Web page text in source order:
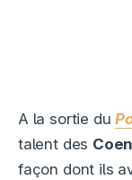
A la sortie du
talent des Coen
façon dont ils